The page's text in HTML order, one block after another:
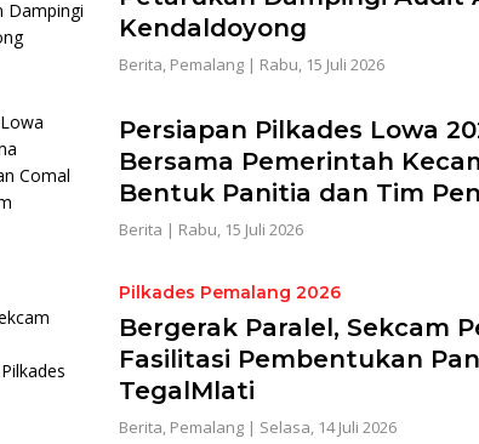
Kendaldoyong
Berita, Pemalang | Rabu, 15 Juli 2026
Persiapan Pilkades Lowa
Bersama Pemerintah
Bentuk Panitia dan Tim
Berita | Rabu, 15 Juli 2026
Pilkades Pemalang 2026
Bergerak Paralel, Sekcam
Fasilitasi Pembentukan
TegalMlati
Berita, Pemalang | Selasa, 14 Juli 2026